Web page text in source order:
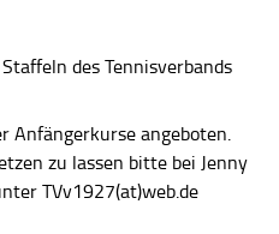
des Tennisverbands
Anfängerkurse angeboten.
zu lassen bitte bei Jenny
TVv1927(at)web.de